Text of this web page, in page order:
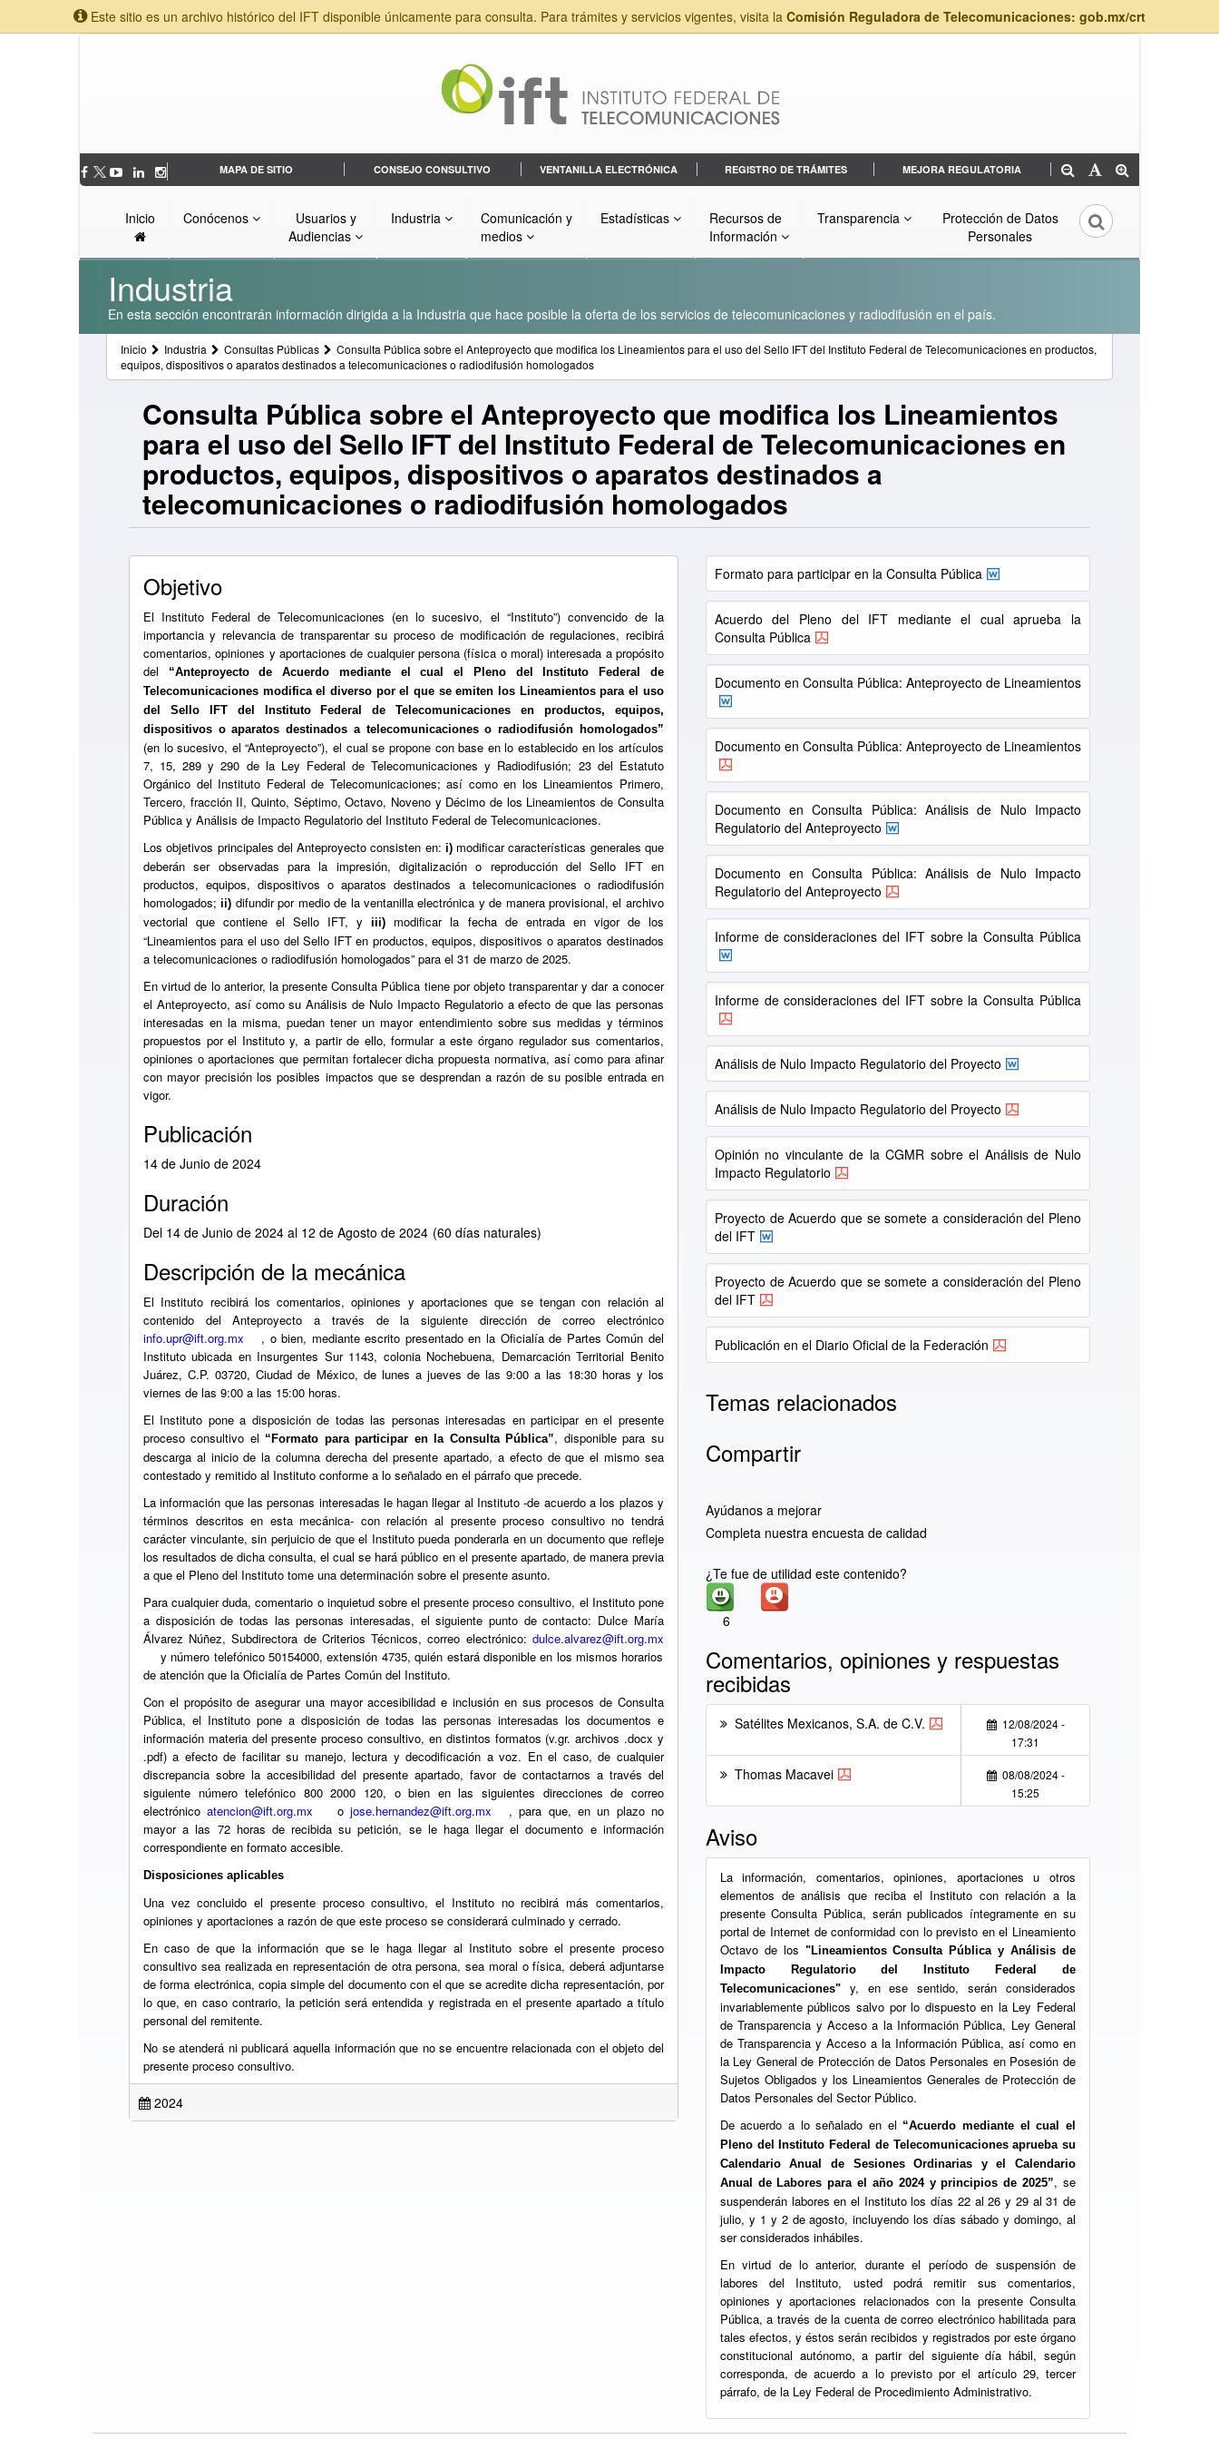
Este sitio es un archivo histórico del IFT disponible únicamente para consulta. Para trámites y servicios vigentes, visita la Comisión Reguladora de Telecomunicaciones: gob.mx/crt
MAPA DE SITIO CONSEJO CONSULTIVO VENTANILLA ELECTRÓNICA REGISTRO DE TRÁMITES MEJORA REGULATORIA
Inicio Conócenos
Usuarios y
Audiencias
Industria
Comunicación y
medios
Estadísticas
Recursos de
Información
Transparencia
Protección de Datos
Personales
Industria
En esta sección encontrarán información dirigida a la Industria que hace posible la oferta de los servicios de telecomunicaciones y radiodifusión en el país.
Inicio Industria Consultas Públicas
Consulta Pública sobre el Anteproyecto que modifica los Lineamientos para el uso del Sello IFT del Instituto Federal de Telecomunicaciones en productos,
equipos, dispositivos o aparatos destinados a telecomunicaciones o radiodifusión homologados
Consulta Pública sobre el Anteproyecto que modifica los Lineamientos
para el uso del Sello IFT del Instituto Federal de Telecomunicaciones en
productos, equipos, dispositivos o aparatos destinados a
telecomunicaciones o radiodifusión homologados
Objetivo
El Instituto Federal de Telecomunicaciones (en lo sucesivo, el “Instituto”) convencido de la
importancia y relevancia de transparentar su proceso de modificación de regulaciones, recibirá
comentarios, opiniones y aportaciones de cualquier persona (física o moral) interesada a propósito
del
“Anteproyecto de Acuerdo mediante el cual el Pleno del Instituto Federal de
Telecomunicaciones modifica el diverso por el que se emiten los Lineamientos para el uso
del Sello IFT del Instituto Federal de Telecomunicaciones en productos, equipos,
dispositivos o aparatos destinados a telecomunicaciones o radiodifusión homologados”
(en lo sucesivo, el “Anteproyecto”), el cual se propone con base en lo establecido en los artículos
7, 15, 289 y 290 de la Ley Federal de Telecomunicaciones y Radiodifusión; 23 del Estatuto
Orgánico del Instituto Federal de Telecomunicaciones; así como en los Lineamientos Primero,
Tercero, fracción II, Quinto, Séptimo, Octavo, Noveno y Décimo de los Lineamientos de Consulta
Pública y Análisis de Impacto Regulatorio del Instituto Federal de Telecomunicaciones.
Los objetivos principales del Anteproyecto consisten en: i)modificar características generales que
deberán ser observadas para la impresión, digitalización o reproducción del Sello IFT en
productos, equipos, dispositivos o aparatos destinados a telecomunicaciones o radiodifusión
homologados;ii) difundir por medio de la ventanilla electrónica y de manera provisional, el archivo
vectorial que contiene el Sello IFT, yiii)
modificar la fecha de entrada en vigor de los
“Lineamientos para el uso del Sello IFT en productos, equipos, dispositivos o aparatos destinados
a telecomunicaciones o radiodifusión homologados” para el 31 de marzo de 2025.
En virtud de lo anterior, la presente Consulta Pública tiene por objeto transparentar y dar a conocer
el Anteproyecto, así como su Análisis de Nulo Impacto Regulatorio a efecto de que las personas
interesadas en la misma, puedan tener un mayor entendimiento sobre sus medidas y términos
propuestos por el Instituto y, a partir de ello, formular a este órgano regulador sus comentarios,
opiniones o aportaciones que permitan fortalecer dicha propuesta normativa, así como para afinar
con mayor precisión los posibles impactos que se desprendan a razón de su posible entrada en
vigor.
Publicación
14 de Junio de 2024
Duración
Del 14 de Junio de 2024 al 12 de Agosto de 2024 (60 días naturales)
Descripción de la mecánica
El Instituto recibirá los comentarios, opiniones y aportaciones que se tengan con relación al
contenido del Anteproyecto a través de la siguiente dirección de correo electrónico
info.upr@ift.org.mx
, o bien, mediante escrito presentado en la Oficialía de Partes Común del
Instituto ubicada en Insurgentes Sur 1143, colonia Nochebuena, Demarcación Territorial Benito
Juárez, C.P. 03720, Ciudad de México, de lunes a jueves de las 9:00 a las 18:30 horas y los
viernes de las 9:00 a las 15:00 horas.
El Instituto pone a disposición de todas las personas interesadas en participar en el presente
proceso consultivo el “Formato para participar en la Consulta Pública”, disponible para su
descarga al inicio de la columna derecha del presente apartado, a efecto de que el mismo sea
contestado y remitido al Instituto conforme a lo señalado en el párrafo que precede.
La información que las personas interesadas le hagan llegar al Instituto -de acuerdo a los plazos y
términos descritos en esta mecánica- con relación al presente proceso consultivo no tendrá
carácter vinculante, sin perjuicio de que el Instituto pueda ponderarla en un documento que refleje
los resultados de dicha consulta, el cual se hará público en el presente apartado, de manera previa
a que el Pleno del Instituto tome una determinación sobre el presente asunto.
Para cualquier duda, comentario o inquietud sobre el presente proceso consultivo, el Instituto pone
a disposición de todas las personas interesadas, el siguiente punto de contacto: Dulce María
Álvarez Núñez, Subdirectora de Criterios Técnicos, correo electrónico: dulce.alvarez@ift.org.mx
y número telefónico 50154000, extensión 4735, quién estará disponible en los mismos horarios
de atención que la Oficialía de Partes Común del Instituto.
Con el propósito de asegurar una mayor accesibilidad e inclusión en sus procesos de Consulta
Pública, el Instituto pone a disposición de todas las personas interesadas los documentos e
información materia del presente proceso consultivo, en distintos formatos (v.gr. archivos .docx y
.pdf) a efecto de facilitar su manejo, lectura y decodificación a voz. En el caso, de cualquier
discrepancia sobre la accesibilidad del presente apartado, favor de contactarnos a través del
siguiente número telefónico 800 2000 120, o bien en las siguientes direcciones de correo
electrónicoatencion@ift.org.mx o jose.hernandez@ift.org.mx
, para que, en un plazo no
mayor a las 72 horas de recibida su petición, se le haga llegar el documento e información
correspondiente en formato accesible.
Disposiciones aplicables
Una vez concluido el presente proceso consultivo, el Instituto no recibirá más comentarios,
opiniones y aportaciones a razón de que este proceso se considerará culminado y cerrado.
En caso de que la información que se le haga llegar al Instituto sobre el presente proceso
consultivo sea realizada en representación de otra persona, sea moral o física, deberá adjuntarse
de forma electrónica, copia simple del documento con el que se acredite dicha representación, por
lo que, en caso contrario, la petición será entendida y registrada en el presente apartado a título
personal del remitente.
No se atenderá ni publicará aquella información que no se encuentre relacionada con el objeto del
presente proceso consultivo.
2024
Formato para participar en la Consulta Pública
Acuerdo del Pleno del IFT mediante el cual aprueba la
Consulta Pública
Documento en Consulta Pública: Anteproyecto de Lineamientos
Documento en Consulta Pública: Anteproyecto de Lineamientos
Documento en Consulta Pública: Análisis de Nulo Impacto
Regulatorio del Anteproyecto
Documento en Consulta Pública: Análisis de Nulo Impacto
Regulatorio del Anteproyecto
Informe de consideraciones del IFT sobre la Consulta Pública
Informe de consideraciones del IFT sobre la Consulta Pública
Análisis de Nulo Impacto Regulatorio del Proyecto
Análisis de Nulo Impacto Regulatorio del Proyecto
Opinión no vinculante de la CGMR sobre el Análisis de Nulo
Impacto Regulatorio
Proyecto de Acuerdo que se somete a consideración del Pleno
del IFT
Proyecto de Acuerdo que se somete a consideración del Pleno
del IFT
Publicación en el Diario Oficial de la Federación
Temas relacionados
Compartir
Ayúdanos a mejorar
Completa nuestra encuesta de calidad
¿Te fue de utilidad este contenido?
6
Comentarios, opiniones y respuestas
recibidas
Satélites Mexicanos, S.A. de C.V.
12/08/2024 -
17:31
Thomas Macavei
08/08/2024 -
15:25
Aviso
La información, comentarios, opiniones, aportaciones u otros
elementos de análisis que reciba el Instituto con relación a la
presente Consulta Pública, serán publicados íntegramente en su
portal de Internet de conformidad con lo previsto en el Lineamiento
Octavo de los "Lineamientos Consulta Pública y Análisis de
Impacto Regulatorio del Instituto Federal de
Telecomunicaciones"y, en ese sentido, serán considerados
invariablemente públicos salvo por lo dispuesto en la Ley Federal
de Transparencia y Acceso a la Información Pública, Ley General
de Transparencia y Acceso a la Información Pública, así como en
la Ley General de Protección de Datos Personales en Posesión de
Sujetos Obligados y los Lineamientos Generales de Protección de
Datos Personales del Sector Público.
De acuerdo a lo señalado en el “Acuerdo mediante el cual el
Pleno del Instituto Federal de Telecomunicaciones aprueba su
Calendario Anual de Sesiones Ordinarias y el Calendario
Anual de Laborespara el año 2024 y principios de 2025”, se
suspenderán labores en el Instituto los días 22 al 26 y 29 al 31 de
julio, y 1 y 2 de agosto, incluyendo los días sábado y domingo, al
ser considerados inhábiles.
En virtud de lo anterior, durante el período de suspensión de
labores del Instituto, usted podrá remitir sus comentarios,
opiniones y aportaciones relacionados con la presente Consulta
Pública, a través de la cuenta de correo electrónico habilitada para
tales efectos, y éstos serán recibidos y registrados por este órgano
constitucional autónomo, a partir del siguiente día hábil, según
corresponda, de acuerdo a lo previsto por el artículo 29, tercer
párrafo, de la Ley Federal de Procedimiento Administrativo.